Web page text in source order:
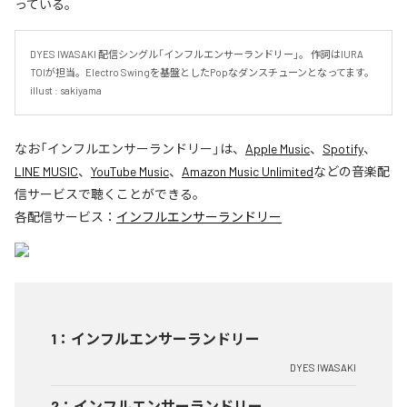
っている。
DYES IWASAKI 配信シングル「インフルエンサーランドリー」。 作詞はIURA
TOIが担当。Electro Swingを基盤としたPopなダンスチューンとなってます。
illust : sakiyama
なお「インフルエンサーランドリー 」は、 Apple Music、 Spotify、
LINE MUSIC、 YouTube Music、 Amazon Music Unlimitedなどの音楽配
信サービスで聴くことができる。
各配信サービス： インフルエンサーランドリー
1 ： インフルエンサーランドリー
DYES IWASAKI